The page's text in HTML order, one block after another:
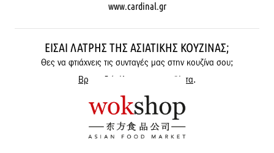
www.cardinal.gr
ΕΊΣΑΙ ΛΆΤΡΗΣ ΤΗΣ ΑΣΙΑΤΙΚΉΣ ΚΟΥΖΊΝΑΣ;
Θες να φτιάχνεις τις συνταγές μας στην κουζίνα σου;
Βρες εδώ όλα μας τα προϊόντα.